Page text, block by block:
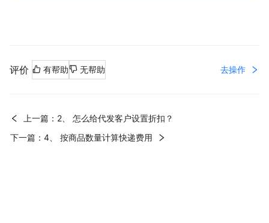
评价 有帮助 无帮助 去操作
上一篇：2、 怎么给代发客户设置折扣？
下一篇：4、 按商品数量计算快递费用